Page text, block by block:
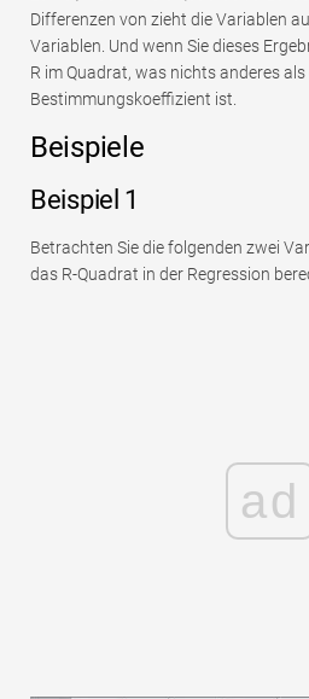
Differenzen von zieht die Variablen
Variablen. Und wenn Sie dieses
R im Quadrat, was nichts anderes als
Bestimmungskoeffizient ist.
Beispiele
Beispiel 1
Betrachten Sie die folgenden zwei
das R-Quadrat in der Regression
ad